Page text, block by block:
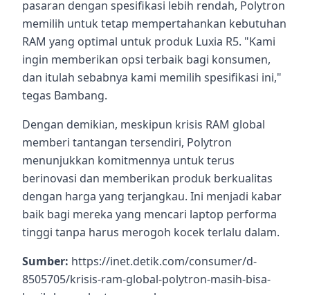
pasaran dengan spesifikasi lebih rendah, Polytron
memilih untuk tetap mempertahankan kebutuhan
RAM yang optimal untuk produk Luxia R5. "Kami
ingin memberikan opsi terbaik bagi konsumen,
dan itulah sebabnya kami memilih spesifikasi ini,"
tegas Bambang.
Dengan demikian, meskipun krisis RAM global
memberi tantangan tersendiri, Polytron
menunjukkan komitmennya untuk terus
berinovasi dan memberikan produk berkualitas
dengan harga yang terjangkau. Ini menjadi kabar
baik bagi mereka yang mencari laptop performa
tinggi tanpa harus merogoh kocek terlalu dalam.
Sumber: https://inet.detik.com/consumer/d-
8505705/krisis-ram-global-polytron-masih-bisa-